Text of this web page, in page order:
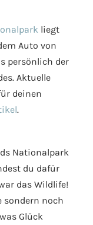
liegt
Auto von
persönlich der
Aktuelle
deinen
.
Nationalpark
du dafür
das Wildlife!
sondern noch
Glück